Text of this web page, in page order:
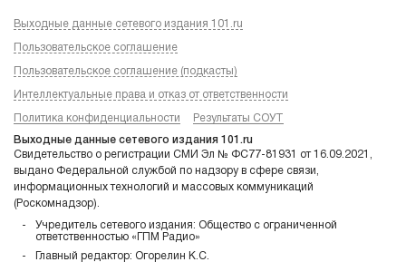
Выходные данные сетевого издания 101.ru
Пользовательское соглашение
Пользовательское соглашение (подкасты)
Интеллектуальные права и отказ от ответственности
Политика конфиденциальности Результаты СОУТ
Выходные данные сетевого издания 101.ru
Свидетельство о регистрации СМИ Эл № ФС77-81931 от 16.09.2021,
выдано Федеральной службой по надзору в сфере связи,
информационных технологий и массовых коммуникаций
(Роскомнадзор).
Учредитель сетевого издания: Общество с ограниченной
ответственностью «ГПМ Радио»
Главный редактор: Огорелин К.С.